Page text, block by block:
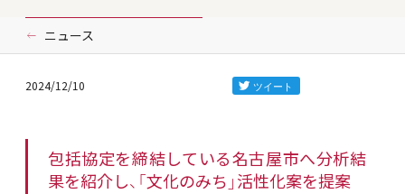
ニュース
2024/12/10
包括協定を締結している名古屋市へ分析結
果を紹介し、「文化のみち」活性化案を提案